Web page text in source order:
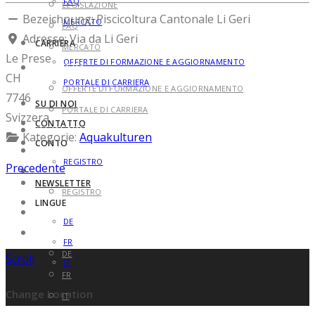
MERCATO
CARRIERA
OFFERTE DI FORMAZIONE E AGGIORNAMENTO
PORTALE DI CARRIERA
SU DI NOI
CONTATTO
CONTO
REGISTRO
NEWSLETTER
LINGUE
DE
FR
IT
LEGISLAZIONE
FAQ
MERCATO
CARRIERA
OFFERTE DI FORMAZIONE E AGGIORNAMENTO
PORTALE DI CARRIERA
SU DI NOI
CONTATTO
CONTO
REGISTRO
DE
FR
IT
Bezeichnung:Piscicoltura Cantonale Li Geri
Adresse:Via da Li Geri
Le Prese
CH
7746
Svizzera
Kategorie: Aquakulturen
Precedente
Scroll
Change Location